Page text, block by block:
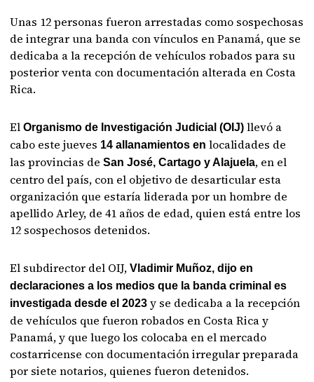
Unas 12 personas fueron arrestadas como sospechosas
de integrar una banda con vínculos en Panamá, que se
dedicaba a la recepción de vehículos robados para su
posterior venta con documentación alterada en Costa
Rica.
ElOrganismo de Investigación Judicial (OIJ) llevó a
cabo este jueves 14 allanamientos en localidades de
las provincias deSan José, Cartago y Alajuela, en el
centro del país, con el objetivo de desarticular esta
organización que estaría liderada por un hombre de
apellido Arley, de 41 años de edad, quien está entre los
12 sospechosos detenidos.
El subdirector del OIJ,Vladimir Muñoz, dijo en
declaraciones a los medios que la banda criminal es
investigada desde el 2023 y se dedicaba a la recepción
de vehículos que fueron robados en Costa Rica y
Panamá, y que luego los colocaba en el mercado
costarricense con documentación irregular preparada
por siete notarios, quienes fueron detenidos.